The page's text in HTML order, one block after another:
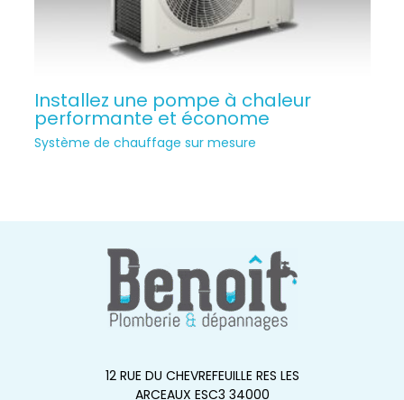
Installez une pompe à chaleur
performante et économe
Système de chauffage sur mesure
12 RUE DU CHEVREFEUILLE RES LES
ARCEAUX ESC3 34000